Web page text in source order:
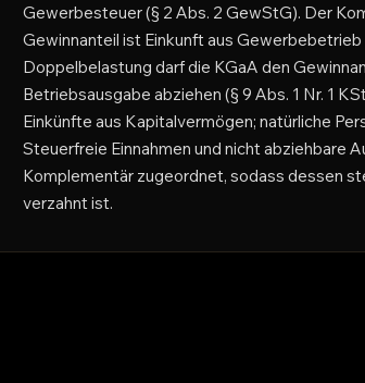
Gewerbesteuer (§ 2 Abs. 2 GewStG). Der
Gewinnanteil ist Einkunft aus Gewerbebetrieb
Doppelbelastung darf die KGaA den
Betriebsausgabe abziehen (§ 9 Abs. 1 Nr. 1
Einkünfte aus Kapitalvermögen; natürliche
Steuerfreie Einnahmen und nicht abziehbare
Komplementär zugeordnet, sodass dessen
verzahnt ist.